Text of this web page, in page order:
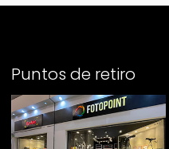
Puntos de retiro